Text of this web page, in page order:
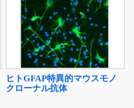
ヒトGFAP特異的マウスモノ
クローナル抗体